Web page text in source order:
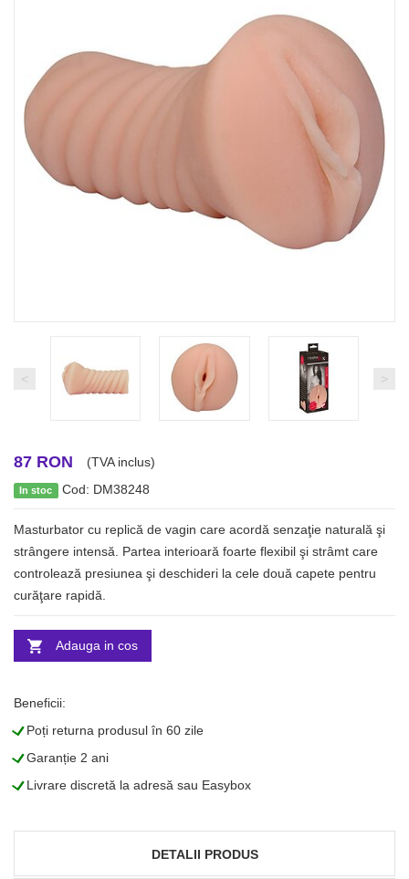
< >
87 RON (TVA inclus)
In stoc Cod: DM38248
Masturbator cu replică de vagin care acordă senzaţie naturală şi
strângere intensă. Partea interioară foarte flexibil şi strâmt care
controlează presiunea şi deschideri la cele două capete pentru
curăţare rapidă.
Adauga in cos
Beneficii:
LPoți returna produsul în 60 zile
LGaranție 2 ani
LLivrare discretă la adresă sau Easybox
DETALII PRODUS